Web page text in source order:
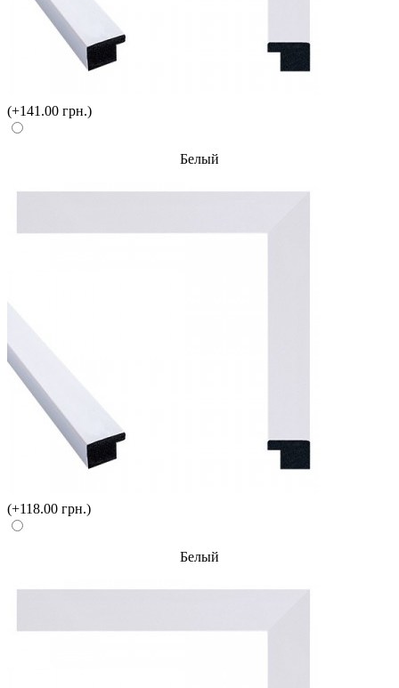
(+141.00 грн.)
Белый
(+118.00 грн.)
Белый